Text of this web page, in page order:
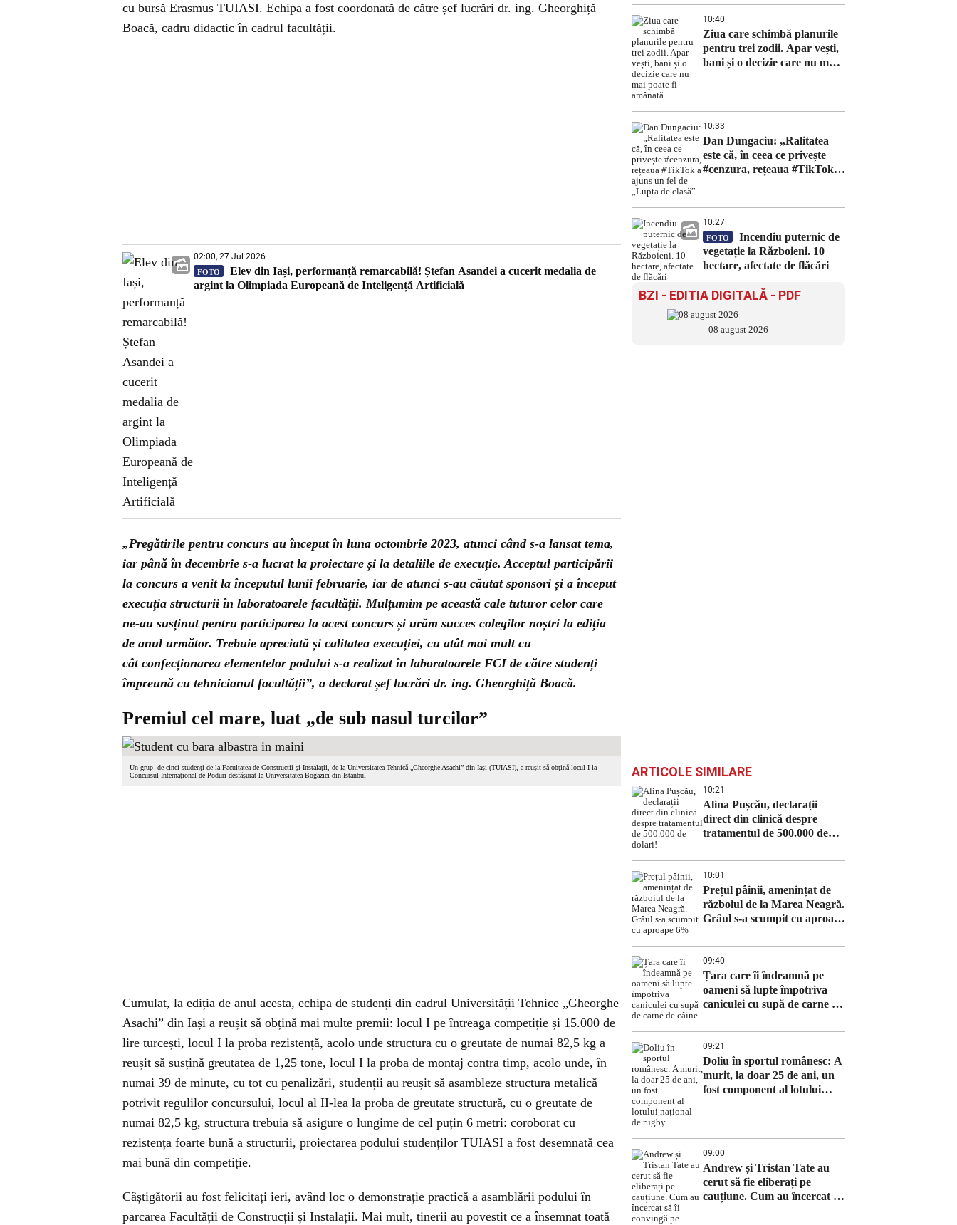
cu bursă Erasmus TUIASI. Echipa a fost coordonată de către șef lucrări dr. ing. Gheorghiță
Boacă, cadru didactic în cadrul facultății.
02:00, 27 Jul 2026
FOTO
Elev din Iași, performanță remarcabilă! Ștefan Asandei a cucerit medalia de
argint la Olimpiada Europeană de Inteligență Artificială
„Pregătirile pentru concurs au început în luna octombrie 2023, atunci când s-a lansat tema,
iar până în decembrie s-a lucrat la proiectare și la detaliile de execuție. Acceptul participării
la concurs a venit la începutul lunii februarie, iar de atunci s-au căutat sponsori și a început
execuția structurii în laboratoarele facultății. Mulțumim pe această cale tuturor celor care
ne-au susținut pentru participarea la acest concurs și urăm succes colegilor noștri la ediția
de anul următor. Trebuie apreciată și calitatea execuției, cu atât mai mult cu
cât confecționarea elementelor podului s-a realizat în laboratoarele FCI de către studenți
împreună cu tehnicianul facultății”, a declarat șef lucrări dr. ing. Gheorghiță Boacă.
Premiul cel mare, luat „de sub nasul turcilor”
Un grup de cinci studenți de la Facultatea de Construcții și Instalații, de la Universitatea Tehnică „Gheorghe Asachi” din Iași (TUIASI), a reușit să obțină locul I la
Concursul Internațional de Poduri desfășurat la Universitatea Bogazici din Istanbul
Cumulat, la ediția de anul acesta, echipa de studenți din cadrul Universității Tehnice „Gheorghe
Asachi” din Iași a reușit să obțină mai multe premii: locul I pe întreaga competiție și 15.000 de
lire turcești, locul I la proba rezistență, acolo unde structura cu o greutate de numai 82,5 kg a
reușit să susțină greutatea de 1,25 tone, locul I la proba de montaj contra timp, acolo unde, în
numai 39 de minute, cu tot cu penalizări, studenții au reușit să asambleze structura metalică
potrivit regulilor concursului, locul al II-lea la proba de greutate structură, cu o greutate de
numai 82,5 kg, structura trebuia să asigure o lungime de cel puțin 6 metri: coroborat cu
rezistența foarte bună a structurii, proiectarea podului studenților TUIASI a fost desemnată cea
mai bună din competiție.
Câștigătorii au fost felicitați ieri, având loc o demonstrație practică a asamblării podului în
parcarea Facultății de Construcții și Instalații. Mai mult, tinerii au povestit ce a însemnat toată
10:40
Ziua care schimbă planurile
pentru trei zodii. Apar vești,
bani și o decizie care nu mai
10:33
Dan Dungaciu: „Ralitatea
este că, în ceea ce privește
#cenzura, rețeaua #TikTok a
10:27
FOTO
Incendiu puternic de
vegetație la Războieni. 10
hectare, afectate de flăcări
BZI - EDITIA DIGITALĂ - PDF
08 august 2026
ARTICOLE SIMILARE
10:21
Alina Pușcău, declarații
direct din clinică despre
tratamentul de 500.000 de
10:01
Prețul pâinii, amenințat de
războiul de la Marea Neagră.
Grâul s-a scumpit cu aproape
09:40
Țara care îi îndeamnă pe
oameni să lupte împotriva
caniculei cu supă de carne de
09:21
Doliu în sportul românesc: A
murit, la doar 25 de ani, un
fost component al lotului
09:00
Andrew și Tristan Tate au
cerut să fie eliberați pe
cauțiune. Cum au încercat să